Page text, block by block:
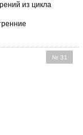
из цикла
№ 31